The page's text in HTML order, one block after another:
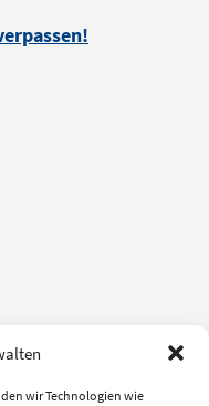
wir Technologien wie